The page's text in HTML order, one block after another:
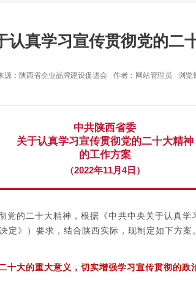
认真学习宣传贯彻党的二
源：陕西省企业品牌建设促进会 作者：网站管理员 浏览
中共陕西省委
关于认真学习宣传贯彻党的二十大精神
的工作方案
（2022年11月4日）
党的二十大精神，根据《中共中央关于认真学
定》）要求，结合陕西实际，现制定如下方案
十大的重大意义，切实增强学习宣传贯彻的政